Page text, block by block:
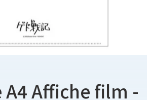
A4 Affiche film -